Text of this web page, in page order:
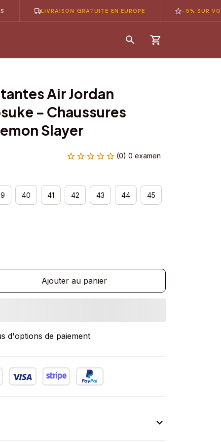
LIVRAISON GRATUITE EN EUROPE -5% SUR VOTRE
Air Jordan
– Chaussures
Slayer
(0) 0 examen
40 41 42 43 44 45
Ajouter au panier
d'options de paiement